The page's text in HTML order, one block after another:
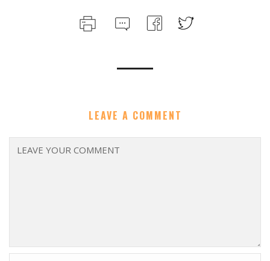
LEAVE A COMMENT